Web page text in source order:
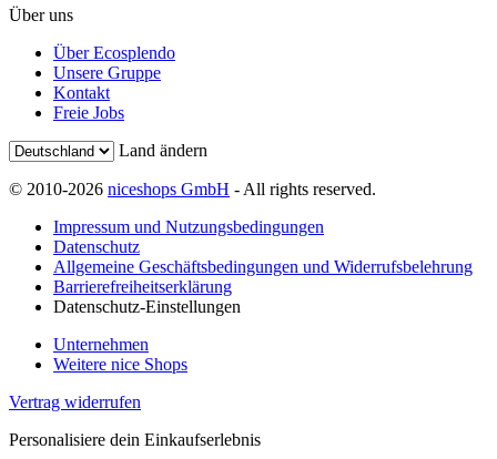
Über uns
Über Ecosplendo
Unsere Gruppe
Kontakt
Freie Jobs
Land ändern
© 2010-2026 niceshops GmbH - All rights reserved.
Impressum und Nutzungsbedingungen
Datenschutz
Allgemeine Geschäftsbedingungen und Widerrufsbelehrung
Barrierefreiheitserklärung
Datenschutz-Einstellungen
Unternehmen
Weitere nice Shops
Vertrag widerrufen
Personalisiere dein Einkaufserlebnis